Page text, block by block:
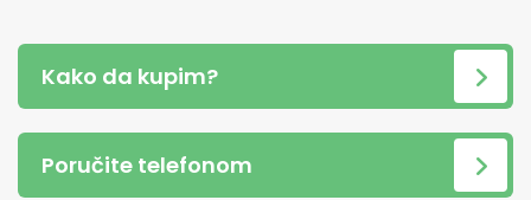
Kako da kupim?
Poručite telefonom